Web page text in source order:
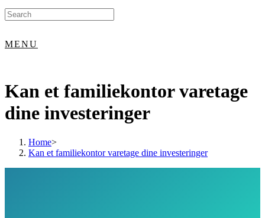
Search
for:
MENU
Kan et familiekontor varetage
dine investeringer
Home>
Kan et familiekontor varetage dine investeringer